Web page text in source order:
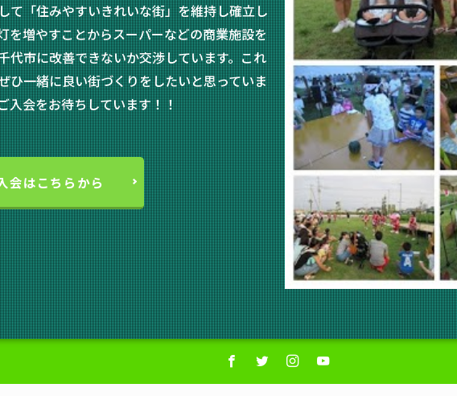
て「住みやすいきれいな街」を維持し確立し
を増やすことからスーパーなどの商業施設を
代市に改善できないか交渉しています。これ
ひ一緒に良い街づくりをしたいと思っていま
入会をお待ちしています！！
会はこちらから